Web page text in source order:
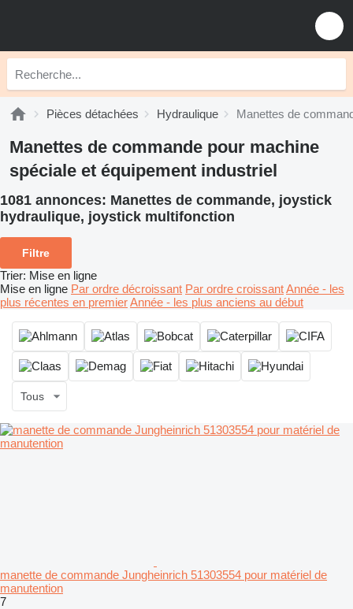
Pièces détachées Hydraulique Manettes de
Manettes de commande pour machine
spéciale et équipement industriel
1081 annonces: Manettes de commande, joystick
hydraulique, joystick multifonction
Filtre
Trier: Mise en ligne
Mise en ligne Par ordre décroissant Par ordre croissantAnnée - les
plus récentes en premierAnnée - les plus anciens au début
Tous
manette de commande Jungheinrich 51303554 pour matériel de
manutention
7